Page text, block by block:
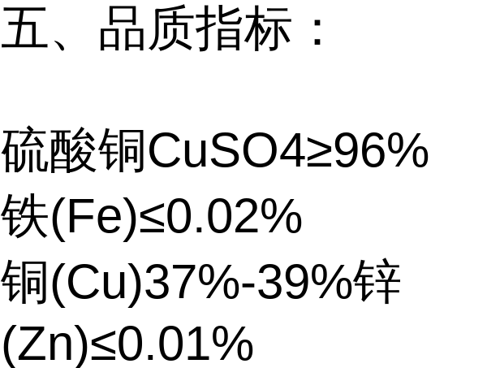
五、品质指标：
硫酸铜CuSO4≥96%
铁(Fe)≤0.02%
铜(Cu)37%-39%锌
(Zn)≤0.01%